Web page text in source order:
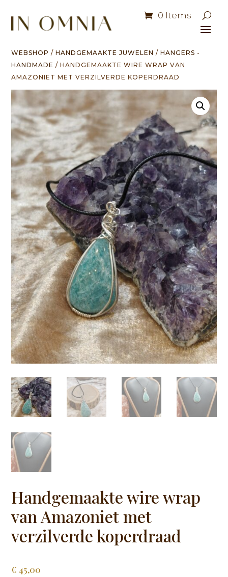
0 Items
WEBSHOP /HANDGEMAAKTE JUWELEN /HANGERS -
HANDMADE / HANDGEMAAKTE WIRE WRAP VAN
AMAZONIET MET VERZILVERDE KOPERDRAAD
Handgemaakte wire wrap
van Amazoniet met
verzilverde koperdraad
€ 45,00